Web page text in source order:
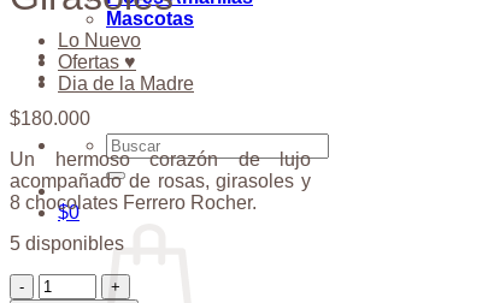
Mascotas
Lo Nuevo
Ofertas ♥
Dia de la Madre
Buscar
por:
$0
$180.000
Un hermoso corazón de lujo
acompañado de rosas, girasoles y
8 chocolates Ferrero Rocher.
5 disponibles
Corazón